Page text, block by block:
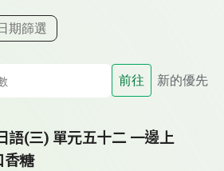
期篩選
前往 新的優先
語(三) 單元五十二 一邊上
香糖